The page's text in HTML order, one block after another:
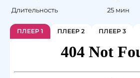
Длительность
25 мин
ПЛЕЕР 1 ПЛЕЕР 2 ПЛЕЕР 3